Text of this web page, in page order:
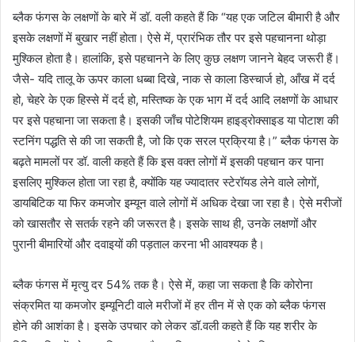
ब्लैक फंगस के लक्षणों के बारे में डॉ. वली कहते हैं कि “यह एक जटिल बीमारी है और
इसके लक्षणों में बुखार नहीं होता। ऐसे में, प्रारंभिक तौर पर इसे पहचानना थोड़ा
मुश्किल होता है। हालांकि, इसे पहचानने के लिए कुछ लक्षण जानने बेहद जरूरी हैं।
जैसे- यदि तालू के ऊपर काला धब्बा दिखे, नाक से काला डिस्चार्ज हो, आँख में दर्द
हो, चेहरे के एक हिस्से में दर्द हो, मस्तिष्क के एक भाग में दर्द आदि लक्षणों के आधार
पर इसे पहचाना जा सकता है। इसकी जाँच पोटेशियम हाइड्रोक्साइड या पोटाश की
स्टनिंग पद्धति से की जा सकती है, जो कि एक सरल प्रक्रिया है।” ब्लैक फंगस के
बढ़ते मामलों पर डॉ. वाली कहते हैं कि इस वक्त लोगों में इसकी पहचान कर पाना
इसलिए मुश्किल होता जा रहा है, क्योंकि यह ज्यादातर स्टेरॉयड लेने वाले लोगों,
डायबिटिक या फिर कमजोर इम्यून वाले लोगों में अधिक देखा जा रहा है। ऐसे मरीजों
को खासतौर से सतर्क रहने की जरूरत है। इसके साथ ही, उनके लक्षणों और
पुरानी बीमारियों और दवाइयों की पड़ताल करना भी आवश्यक है।
ब्लैक फंगस में मृत्यु दर 54% तक है। ऐसे में, कहा जा सकता है कि कोरोना
संक्रमित या कमजोर इम्यूनिटी वाले मरीजों में हर तीन में से एक को ब्लैक फंगस
होने की आशंका है। इसके उपचार को लेकर डॉ.वली कहते हैं कि यह शरीर के